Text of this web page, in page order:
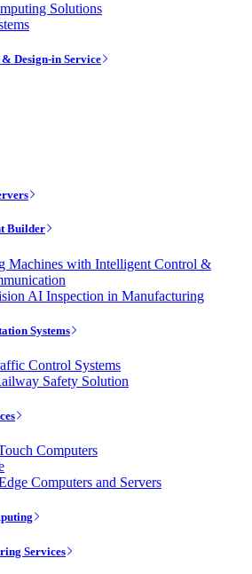
Solutions
Design-in Service
Builder
Machines with Intelligent Control &
AI Inspection in Manufacturing
Systems
Control Systems
Safety Solution
Computers
Computers and Servers
Services